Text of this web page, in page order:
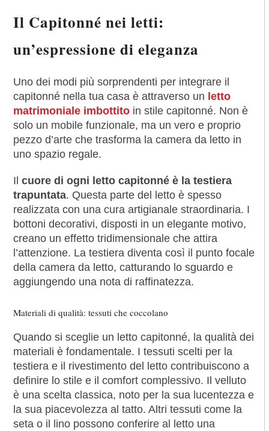
Il Capitonné nei letti:
un’espressione di eleganza
Uno dei modi più sorprendenti per integrare il
capitonné nella tua casa è attraverso un letto
matrimoniale imbottito in stile capitonné. Non è
solo un mobile funzionale, ma un vero e proprio
pezzo d’arte che trasforma la camera da letto in
uno spazio regale.
Ilcuore di ogni letto capitonné è la testiera
trapuntata. Questa parte del letto è spesso
realizzata con una cura artigianale straordinaria. I
bottoni decorativi, disposti in un elegante motivo,
creano un effetto tridimensionale che attira
l’attenzione. La testiera diventa così il punto focale
della camera da letto, catturando lo sguardo e
aggiungendo una nota di raffinatezza.
Materiali di qualità: tessuti che coccolano
Quando si sceglie un letto capitonné, la qualità dei
materiali è fondamentale. I tessuti scelti per la
testiera e il rivestimento del letto contribuiscono a
definire lo stile e il comfort complessivo. Il velluto
è una scelta classica, noto per la sua lucentezza e
la sua piacevolezza al tatto. Altri tessuti come la
seta o il lino possono conferire al letto una